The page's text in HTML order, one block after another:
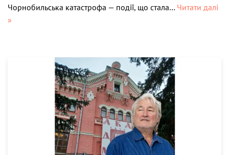
Чорнобильська катастрофа — події, що стала… Читати далі
»